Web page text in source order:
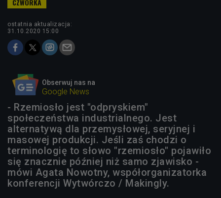
ostatnia aktualizacja:
31.10.2020 15:00
Obserwuj nas na
Google News
- Rzemiosło jest "odpryskiem"
społeczeństwa industrialnego. Jest
alternatywą dla przemysłowej, seryjnej i
masowej produkcji. Jeśli zaś chodzi o
terminologię to słowo "rzemiosło" pojawiło
się znacznie później niż samo zjawisko -
mówi Agata Nowotny, współorganizatorka
konferencji Wytwórczo / Makingly.